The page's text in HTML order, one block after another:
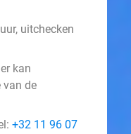
uitchecken
kan
van de
+32 11 96 07